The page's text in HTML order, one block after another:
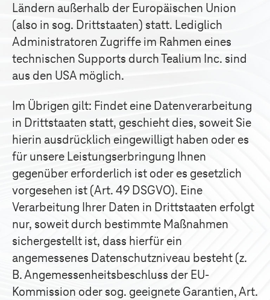
Ländern außerhalb der Europäischen Union
(also in sog. Drittstaaten) statt. Lediglich
Administratoren Zugriffe im Rahmen eines
technischen Supports durch Tealium Inc. sind
aus den USA möglich.
Im Übrigen gilt: Findet eine Datenverarbeitung
in Drittstaaten statt, geschieht dies, soweit Sie
hierin ausdrücklich eingewilligt haben oder es
für unsere Leistungserbringung Ihnen
gegenüber erforderlich ist oder es gesetzlich
vorgesehen ist (Art. 49 DSGVO). Eine
Verarbeitung Ihrer Daten in Drittstaaten erfolgt
nur, soweit durch bestimmte Maßnahmen
sichergestellt ist, dass hierfür ein
angemessenes Datenschutzniveau besteht (z.
B. Angemessenheitsbeschluss der EU-
Kommission oder sog. geeignete Garantien, Art.